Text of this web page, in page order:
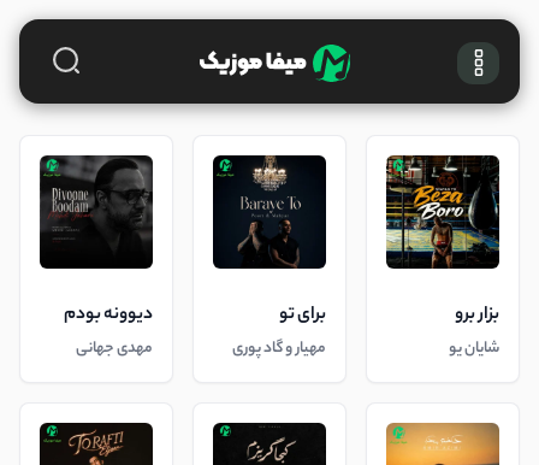
بزار برو
شایان یو
برای تو
مهیار و گاد پوری
دیوونه بودم
مهدی جهانی